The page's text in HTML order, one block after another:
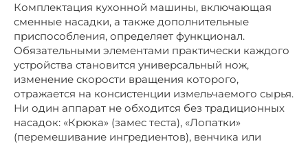
Комплектация кухонной машины, включающая
сменные насадки, а также дополнительные
приспособления, определяет функционал.
Обязательными элементами практически каждого
устройства становится универсальный нож,
изменение скорости вращения которого,
отражается на консистенции измельчаемого сырья.
Ни один аппарат не обходится без традиционных
насадок: «Крюка» (замес теста), «Лопатки»
(перемешивание ингредиентов), венчика или